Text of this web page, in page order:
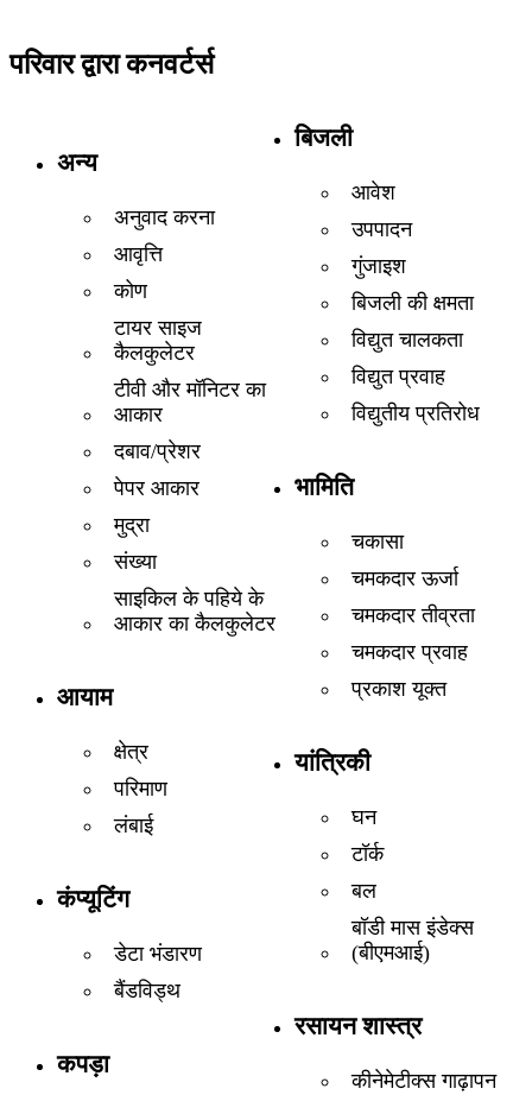
परिवार द्वारा कनवर्टर्स
अन्य
अनुवाद करना
आवृत्ति
कोण
टायर साइज
कैलकुलेटर
टीवी और मॉनिटर का
आकार
दबाव/प्रेशर
पेपर आकार
मुद्रा
संख्या
साइकिल के पहिये के
आकार का कैलकुलेटर
आयाम
क्षेत्र
परिमाण
लंबाई
कंप्यूटिंग
डेटा भंडारण
बैंडविड्थ
कपड़ा
बिजली
आवेश
उपपादन
गुंजाइश
बिजली की क्षमता
विद्युत चालकता
विद्युत प्रवाह
विद्युतीय प्रतिरोध
भामिति
चकासा
चमकदार ऊर्जा
चमकदार तीव्रता
चमकदार प्रवाह
प्रकाश यूक्त
यांत्रिकी
घन
टॉर्क
बल
बॉडी मास इंडेक्स
(बीएमआई)
रसायन शास्त्र
कीनेमेटीक्स गाढ़ापन